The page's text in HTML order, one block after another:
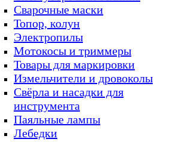
Сварочные маски
Топор, колун
Электропилы
Мотокосы и триммеры
Товары для маркировки
Измельчители и дровоколы
Свёрла и насадки для
инструмента
Паяльные лампы
Лебедки